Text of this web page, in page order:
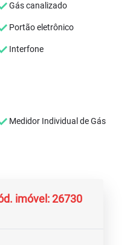
Gás canalizado
Portão eletrônico
Interfone
Medidor Individual de Gás
imóvel: 26730